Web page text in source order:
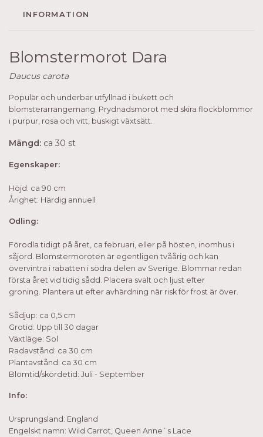
INFORMATION
Blomstermorot Dara
Daucus carota
Populär och underbar utfyllnad i bukett och
blomsterarrangemang. Prydnadsmorot med skira flockblommor
i purpur, rosa och vitt, buskigt växtsätt.
Mängd: ca 30 st
Egenskaper:
Höjd: ca 90 cm
Årighet: Härdig annuell
Odling:
Förodla tidigt på året, ca februari, eller på hösten, inomhus i
såjord. Blomstermoroten är egentligen tvåårig och kan
övervintra i rabatten i södra delen av Sverige. Blommar redan
första året vid tidig sådd. Placera svalt och ljust efter
groning. Plantera ut efter avhärdning när risk för frost är över.
Sådjup: ca 0,5 cm
Grotid: Upp till 30 dagar
Växtläge: Sol
Radavstånd: ca 30 cm
Plantavstånd: ca 30 cm
Blomtid/skördetid: Juli - September
Info:
Ursprungsland: England
Engelskt namn: Wild Carrot, Queen Anne`s Lace